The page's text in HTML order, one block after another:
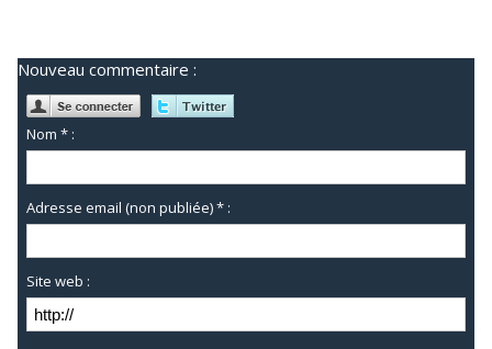
Nouveau commentaire :
Nom * :
Adresse email (non publiée) * :
Site web :